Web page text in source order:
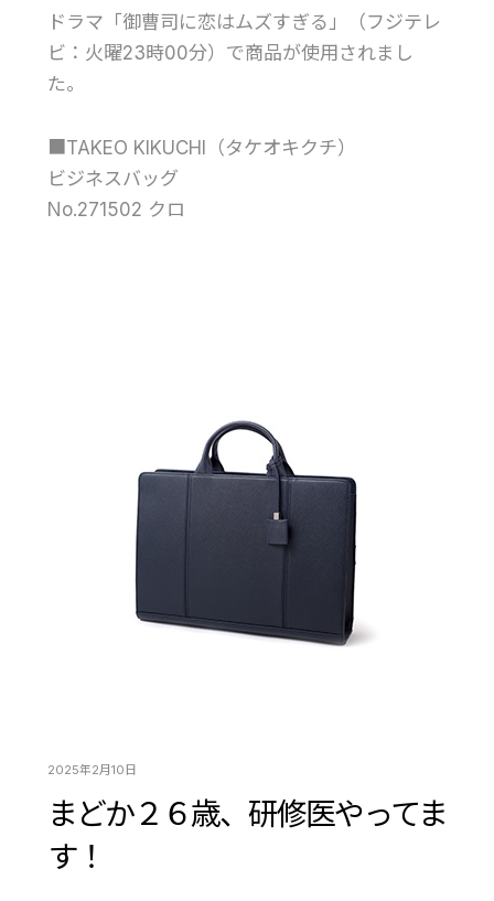
ドラマ「御曹司に恋はムズすぎる」（フジテレ
ビ：火曜23時00分）で商品が使用されまし
た。
■TAKEO KIKUCHI（タケオキクチ）
ビジネスバッグ
No.271502 クロ
2025年2月10日
まどか２６歳、研修医やってま
す！